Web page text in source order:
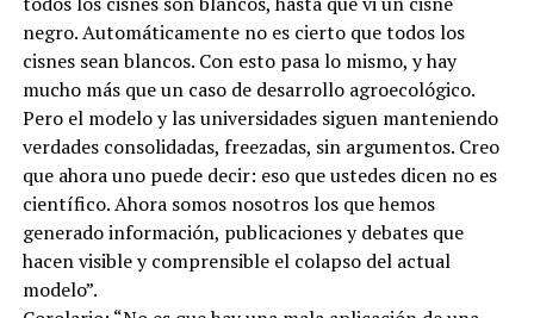
negro. Automáticamente no es cierto que todos los
cisnes sean blancos. Con esto pasa lo mismo, y hay
mucho más que un caso de desarrollo agroecológico.
Pero el modelo y las universidades siguen manteniendo
verdades consolidadas, freezadas, sin argumentos. Creo
que ahora uno puede decir: eso que ustedes dicen no es
científico. Ahora somos nosotros los que hemos
generado información, publicaciones y debates que
hacen visible y comprensible el colapso del actual
modelo”.